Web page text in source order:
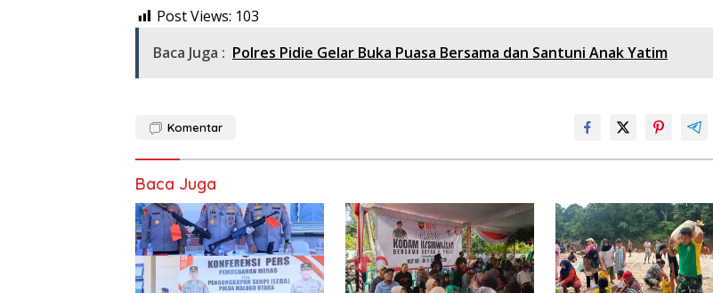
Post Views: 103
Baca Juga : Polres Pidie Gelar Buka Puasa Bersama dan Santuni Anak Yatim
Komentar
Baca Juga